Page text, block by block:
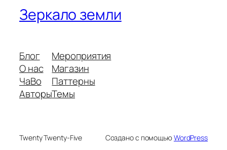
Зеркало земли
Блог
О нас
ЧаВо
Авторы
Мероприятия
Магазин
Паттерны
Темы
Twenty Twenty-Five Создано с помощьюWordPress